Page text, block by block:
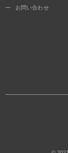
お問い合わせ